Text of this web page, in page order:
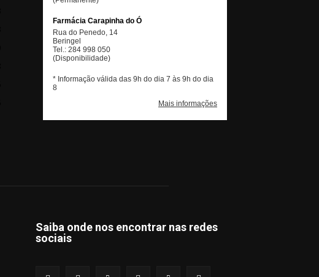
Saiba onde nos encontrar nas redes
sociais